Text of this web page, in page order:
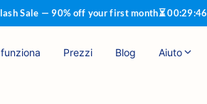
Sale — 90% off your first month⏳00:29:45
Prezzi Blog Aiuto